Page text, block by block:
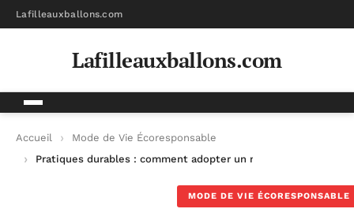
Lafilleauxballons.com
Lafilleauxballons.com
Accueil
Mode de Vie Écoresponsable
Pratiques durables : comment adopter un mode de vie éco-
MODE DE VIE ÉCORESPONSABLE